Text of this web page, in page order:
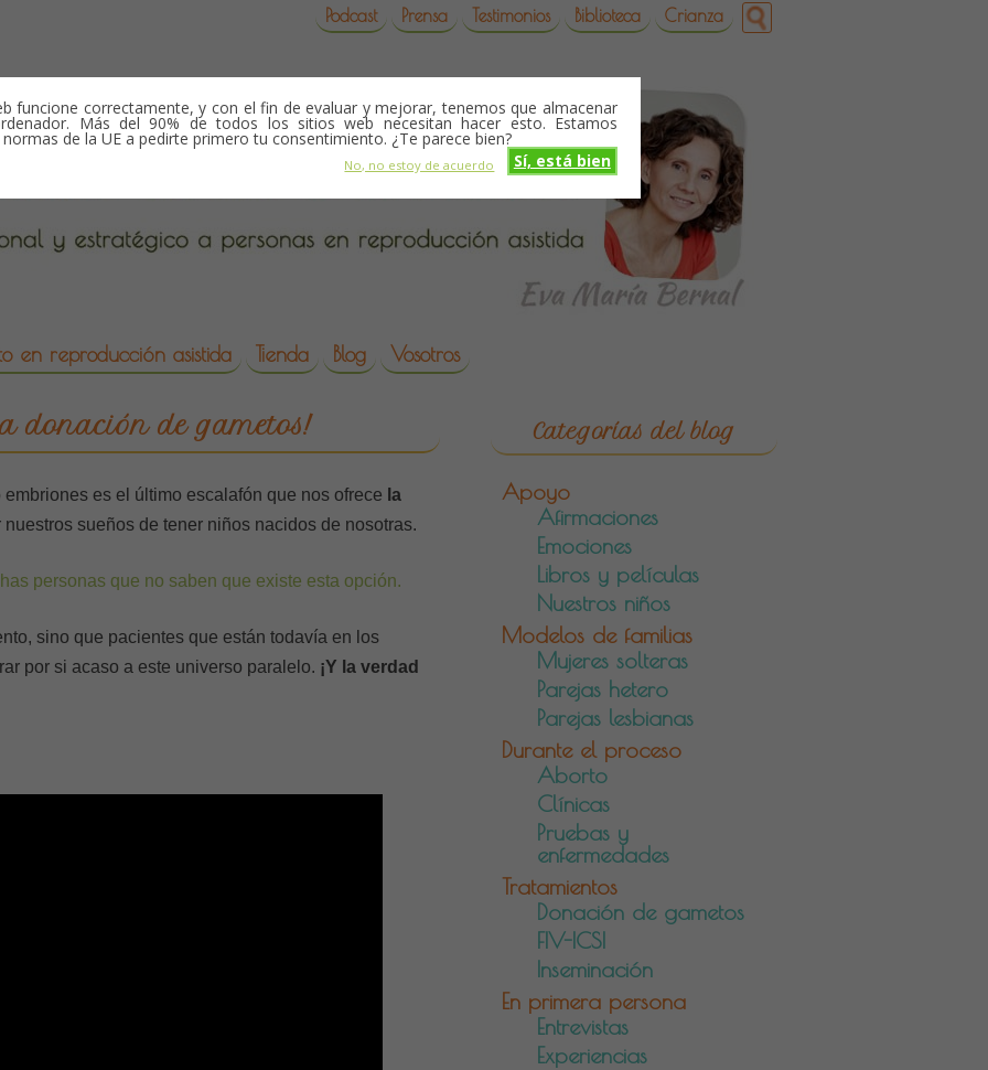
funcione correctamente, y con el fin de evaluar y mejorar, tenemos que almacenar
Más del 90% de todos los sitios web necesitan hacer esto. Estamos
de la UE a pedirte primero tu consentimiento. ¿Te parece bien?
Sí, está bien
No, no estoy de acuerdo
Podcast Prensa Testimonios Biblioteca Crianza
en reproducción asistida Tienda Blog Vosotros
a donación de gametos!
es el último escalafón que nos ofrece la
nuestros sueños de tener niños nacidos de nosotras.
personas que no saben que existe esta opción.
sino que pacientes que están todavía en los
por si acaso a este universo paralelo. ¡Y la verdad
Categorías del blog
Apoyo
Afirmaciones
Emociones
Libros y películas
Nuestros niños
Modelos de familias
Mujeres solteras
Parejas hetero
Parejas lesbianas
Durante el proceso
Aborto
Clínicas
Pruebas y
enfermedades
Tratamientos
Donación de gametos
FIV-ICSI
Inseminación
En primera persona
Entrevistas
Experiencias